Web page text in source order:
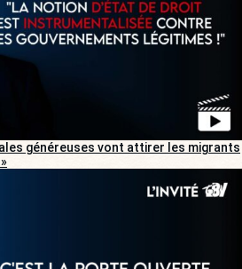
généreuses vont attirer les migrants